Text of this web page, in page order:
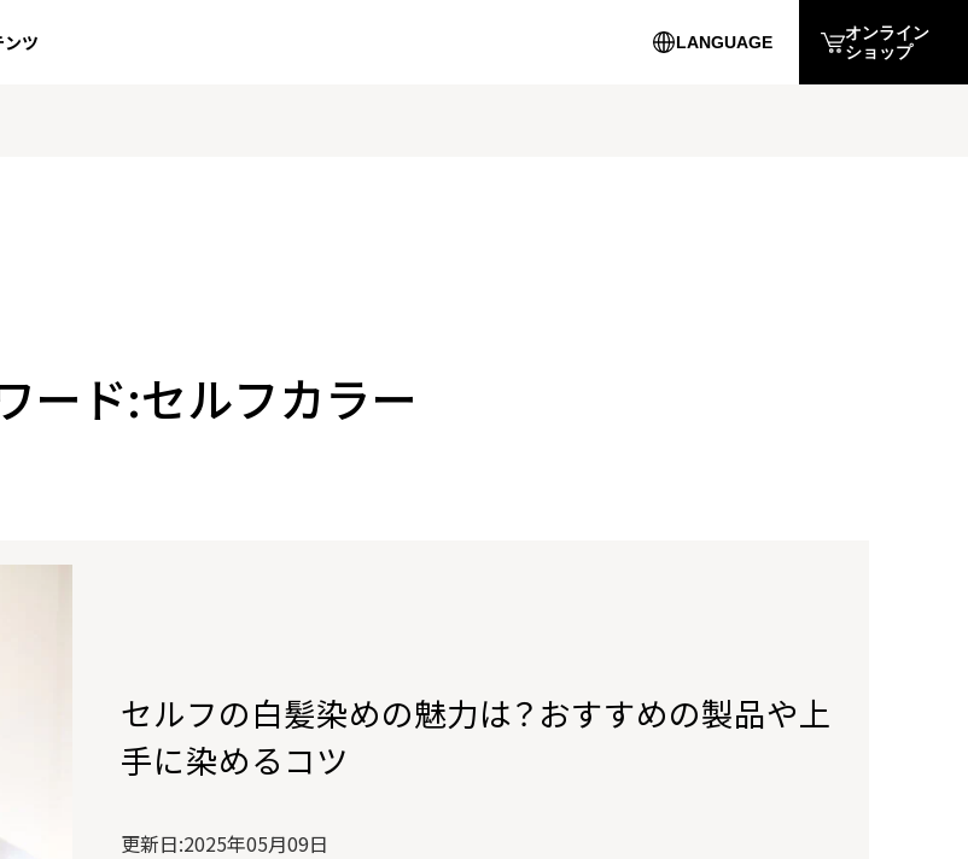
ンツ LANGUAGE
オンライン
ショップ
ード:セルフカラー
セルフの白髪染めの魅力は？おすすめの製品や上
手に染めるコツ
更新日:2025年05月09日